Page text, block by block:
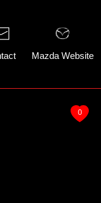
Mazda Website
0